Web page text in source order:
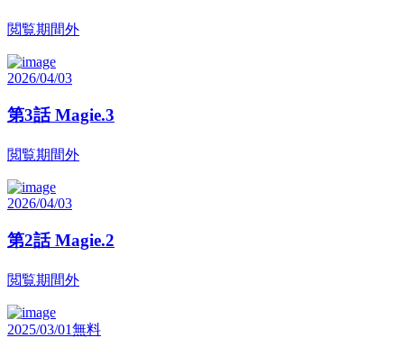
閲覧期間外
2026/04/03
第3話 Magie.3
閲覧期間外
2026/04/03
第2話 Magie.2
閲覧期間外
2025/03/01無料